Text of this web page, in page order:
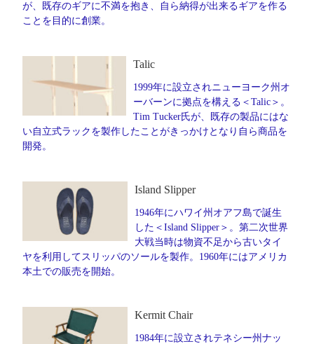
が、既存のギアに不満を抱き、自ら納得が出来るギアを作る
ことを目的に創業。
Talic
1999年に設立されニューヨーク州オ
ーバーンに拠点を構える＜Talic＞。
Tim Tucker氏が、既存の製品にはな
い自立式ラックを製作したことがきっかけとなり自ら商品を
開発。
Island Slipper
1946年にハワイ州オアフ島で誕生
した＜Island Slipper＞。第二次世界
大戦当時は物資不足から古いタイ
ヤを利用してスリッパのソールを製作。1960年にはアメリカ
本土での販売を開始。
Kermit Chair
1984年に設立されテネシー州ナッ